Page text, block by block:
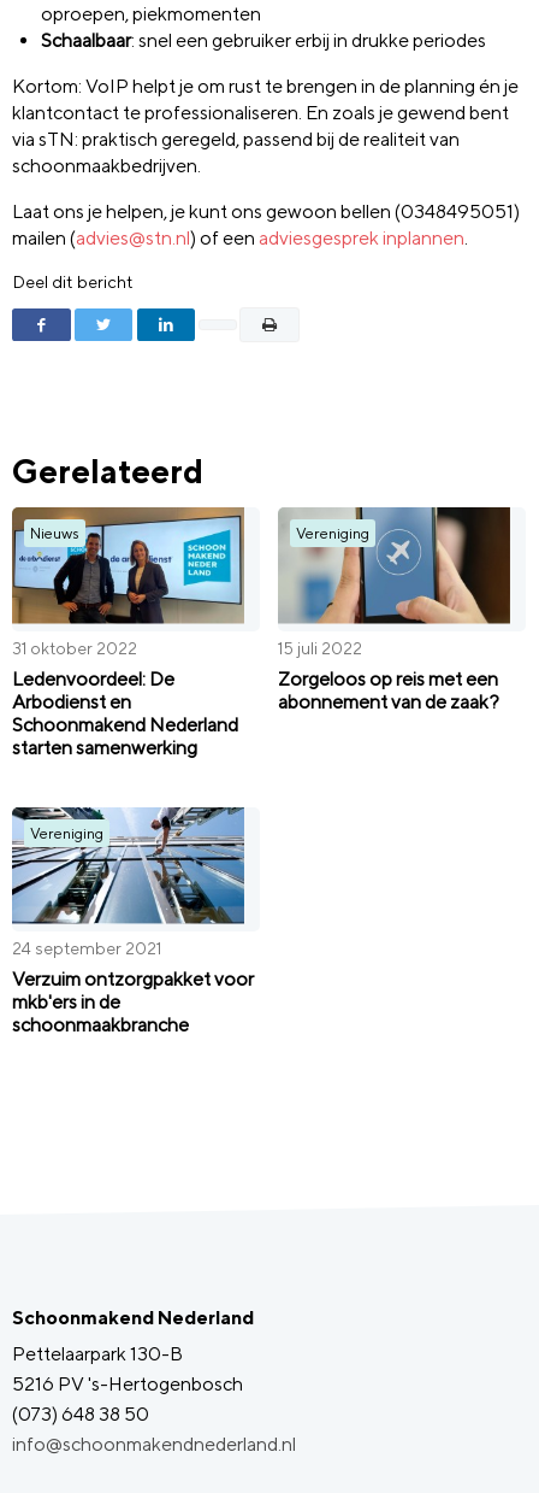
oproepen, piekmomenten
Schaalbaar: snel een gebruiker erbij in drukke periodes
Kortom: VoIP helpt je om rust te brengen in de planning én je
klantcontact te professionaliseren. En zoals je gewend bent
via sTN: praktisch geregeld, passend bij de realiteit van
schoonmaakbedrijven.
Laat ons je helpen, je kunt ons gewoon bellen (0348495051)
mailen (advies@stn.nl) of een adviesgesprek inplannen.
Deel dit bericht
Gerelateerd
Nieuws
31 oktober 2022
Ledenvoordeel: De
Arbodienst en
Schoonmakend Nederland
starten samenwerking
Vereniging
15 juli 2022
Zorgeloos op reis met een
abonnement van de zaak?
Vereniging
24 september 2021
Verzuim ontzorgpakket voor
mkb'ers in de
schoonmaakbranche
Schoonmakend Nederland
Pettelaarpark 130-B
5216 PV 's-Hertogenbosch
(073) 648 38 50
info@schoonmakendnederland.nl